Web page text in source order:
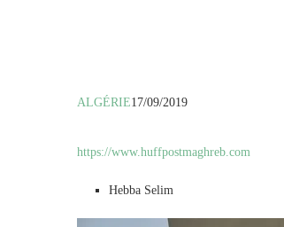
ALGÉRIE17/09/2019
https://www.huffpostmaghreb.com
Hebba Selim